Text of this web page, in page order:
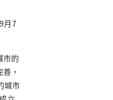
月7
的
，
城市